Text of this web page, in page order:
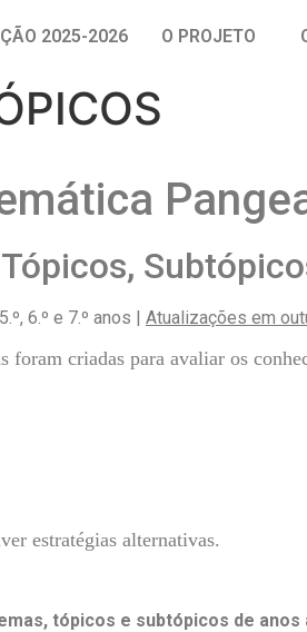
2025-2026 O PROJETO
6.º e 7.º anos | Atualizações em
foram criadas para avaliar os
estratégias alternativas.
tópicos e subtópicos de